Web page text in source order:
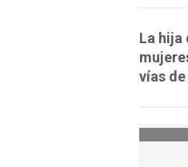
La hija
vías